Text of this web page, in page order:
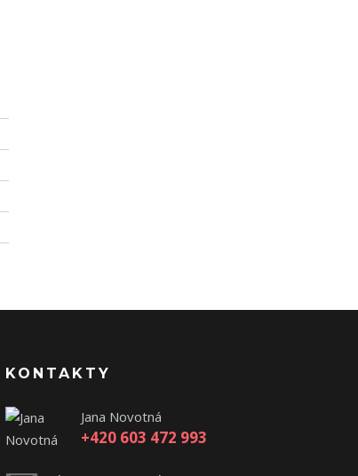
KONTAKTY
Jana Novotná
+420 603 472 993